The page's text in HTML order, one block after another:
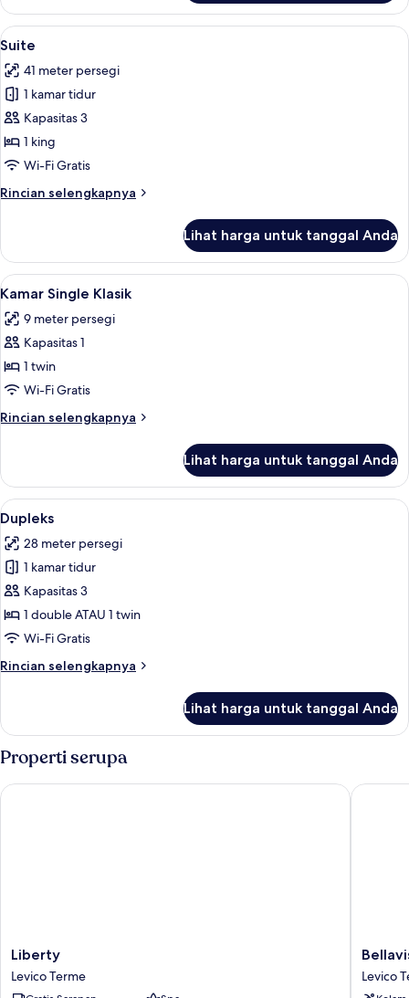
Kamar
Double
atau
Junior
Lihat
semua
foto
untuk
Suite
Suite | 1 kamar tidur, brankas,
6
Suite
41 meter persegi
1 kamar tidur
Kapasitas 3
1 king
Wi-Fi Gratis
Rincian selengkapnya
Rincian
Suite
Lihat harga untuk tanggal Anda
Lihat
semua
foto
untuk
Kamar
Single
Klasik
1 kamar tidur, brankas, setrika/meja
5
Kamar Single Klasik
9 meter persegi
Kapasitas 1
1 twin
Wi-Fi Gratis
Rincian selengkapnya
Rincian
Kamar
Single
Klasik
Lihat harga untuk tanggal Anda
Lihat
semua
foto
untuk
Dupleks
7
Dupleks
28 meter persegi
1 kamar tidur
Kapasitas 3
1 double ATAU 1 twin
Wi-Fi Gratis
Rincian selengkapnya
Rincian
Dupleks
Lihat harga untuk tanggal Anda
Properti serupa
Liberty
Levico
Terme
Liberty
Levico Terme
Liberty
Relax
Hotel
Levico